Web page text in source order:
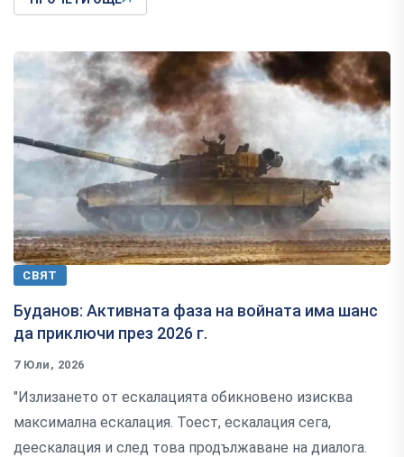
СВЯТ
Буданов: Активната фаза на войната има шанс
да приключи през 2026 г.
7 Юли, 2026
"Излизането от ескалацията обикновено изисква
максимална ескалация. Тоест, ескалация сега,
деескалация и след това продължаване на диалога.